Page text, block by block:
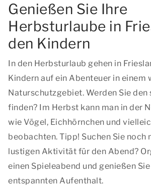
Genießen Sie Ihre
Herbsturlaube in
den Kindern
In den Herbsturlaub gehen in
Kindern auf ein Abenteuer in einem
Naturschutzgebiet. Werden Sie den
finden? Im Herbst kann man in der
wie Vögel, Eichhörnchen und
beobachten. Tipp! Suchen Sie noch
lustigen Aktivität für den Abend?
einen Spieleabend und genießen
entspannten Aufenthalt.